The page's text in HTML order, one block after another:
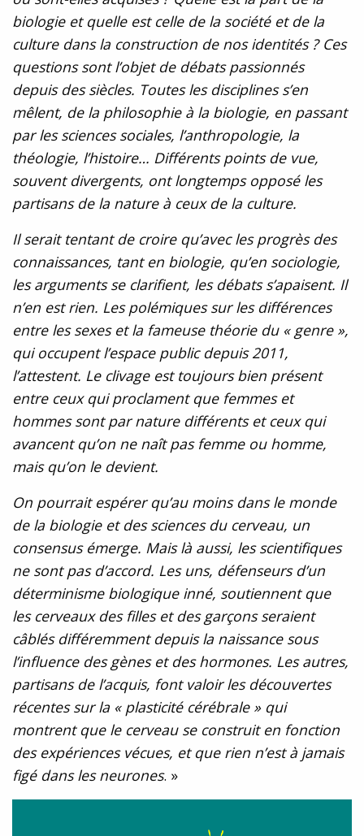
biologie et quelle est celle de la société et de la
culture dans la construction de nos identités ? Ces
questions sont l’objet de débats passionnés
depuis des siècles. Toutes les disciplines s’en
mêlent, de la philosophie à la biologie, en passant
par les sciences sociales, l’anthropologie, la
théologie, l’histoire… Différents points de vue,
souvent divergents, ont longtemps opposé les
partisans de la nature à ceux de la culture.
Il serait tentant de croire qu’avec les progrès des
connaissances, tant en biologie, qu’en sociologie,
les arguments se clarifient, les débats s’apaisent. Il
n’en est rien. Les polémiques sur les différences
entre les sexes et la fameuse théorie du « genre »,
qui occupent l’espace public depuis 2011,
l’attestent. Le clivage est toujours bien présent
entre ceux qui proclament que femmes et
hommes sont par nature différents et ceux qui
avancent qu’on ne naît pas femme ou homme,
mais qu’on le devient.
On pourrait espérer qu’au moins dans le monde
de la biologie et des sciences du cerveau, un
consensus émerge. Mais là aussi, les scientifiques
ne sont pas d’accord. Les uns, défenseurs d’un
déterminisme biologique inné, soutiennent que
les cerveaux des filles et des garçons seraient
câblés différemment depuis la naissance sous
l’influence des gènes et des hormones. Les autres,
partisans de l’acquis, font valoir les découvertes
récentes sur la « plasticité cérébrale » qui
montrent que le cerveau se construit en fonction
des expériences vécues, et que rien n’est à jamais
figé dans les neurones. »